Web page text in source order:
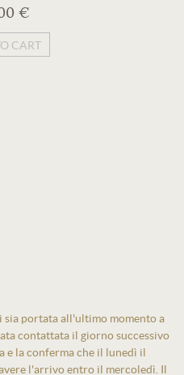
€
CART
sia portata all'ultimo momento a
contattata il giorno successivo
e la conferma che il lunedì il
l'arrivo entro il mercoledì. Il